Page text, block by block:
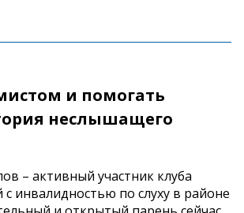
и помогать
неслышащего
– активный участник клуба
инвалидностью по слуху в районе